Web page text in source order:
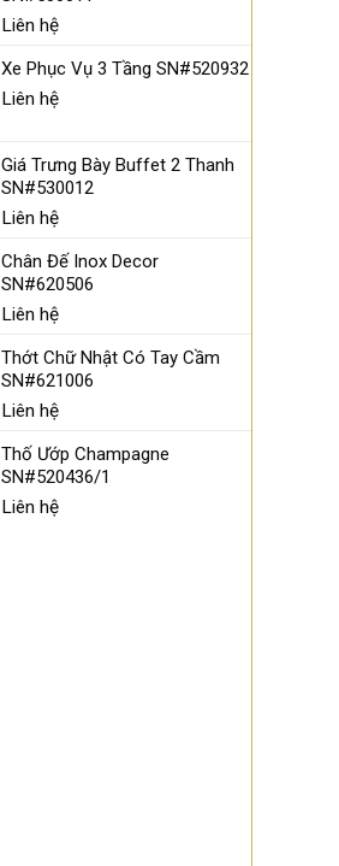
Liên hệ
Xe Phục Vụ 3 Tầng SN#520932
Liên hệ
Giá Trưng Bày Buffet 2 Thanh
SN#530012
Liên hệ
Chân Đế Inox Decor
SN#620506
Liên hệ
Thớt Chữ Nhật Có Tay Cầm
SN#621006
Liên hệ
Thố Ướp Champagne
SN#520436/1
Liên hệ